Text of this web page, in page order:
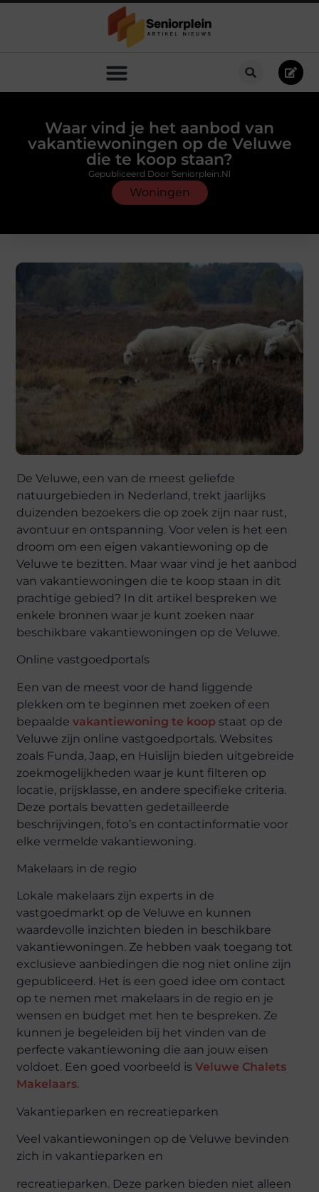
Waar vind je het aanbod van
vakantiewoningen op de Veluwe
die te koop staan?
Woningen
Gepubliceerd Door Seniorplein.nl
De Veluwe, een van de meest geliefde
natuurgebieden in Nederland, trekt jaarlijks
duizenden bezoekers die op zoek zijn naar rust,
avontuur en ontspanning. Voor velen is het een
droom om een eigen vakantiewoning op de
Veluwe te bezitten. Maar waar vind je het aanbod
van vakantiewoningen die te koop staan in dit
prachtige gebied? In dit artikel bespreken we
enkele bronnen waar je kunt zoeken naar
beschikbare vakantiewoningen op de Veluwe.
Onlinevastgoedportals
Een van de meest voor de hand liggende
plekken om te beginnen met zoeken of een
bepaalde vakantiewoning te koop staat op de
Veluwe zijn online vastgoedportals. Websites
zoals Funda, Jaap, en Huislijn bieden uitgebreide
zoekmogelijkheden waar je kunt filteren op
locatie, prijsklasse, en andere specifieke criteria.
Deze portals bevatten gedetailleerde
beschrijvingen, foto’s en contactinformatie voor
elke vermelde vakantiewoning.
Makelaars in de regio
Lokale makelaars zijn experts in de
vastgoedmarkt op de Veluwe en kunnen
waardevolle inzichten bieden in beschikbare
vakantiewoningen. Ze hebben vaak toegang tot
exclusieve aanbiedingen die nog niet online zijn
gepubliceerd. Het is een goed idee om contact
op te nemen met makelaars in de regio en je
wensen en budget met hen te bespreken. Ze
kunnen je begeleiden bij het vinden van de
perfecte vakantiewoning die aan jouw eisen
voldoet. Een goed voorbeeld isVeluwe Chalets
Makelaars.
Vakantieparken en recreatieparken
Veel vakantiewoningen op de Veluwe bevinden
zich in vakantieparken en
recreatieparken. Deze parken bieden niet alleen